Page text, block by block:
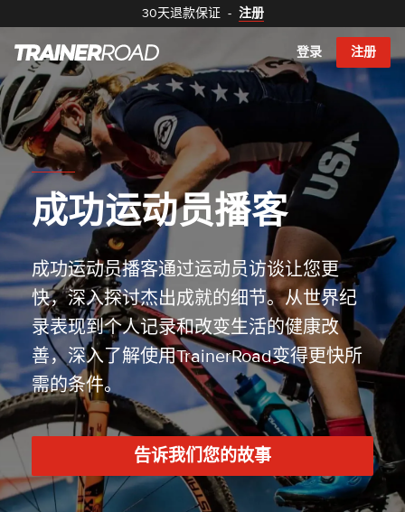
30天退款保证 - 注册
登录 注册
成功运动员播客
成功运动员播客通过运动员访谈让您更
快，深入探讨杰出成就的细节。从世界纪
录表现到个人记录和改变生活的健康改
善，深入了解使用TrainerRoad变得更快所
需的条件。
告诉我们您的故事